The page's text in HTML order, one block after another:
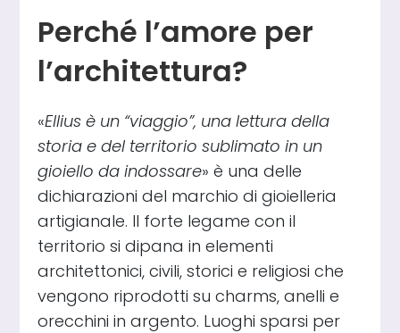
Perché l’amore per
l’architettura?
«Ellius è un “viaggio”, una lettura della
storia e del territorio sublimato in un
gioiello da indossare» è una delle
dichiarazioni del marchio di gioielleria
artigianale. Il forte legame con il
territorio si dipana in elementi
architettonici, civili, storici e religiosi che
vengono riprodotti su charms, anelli e
orecchini in argento. Luoghi sparsi per